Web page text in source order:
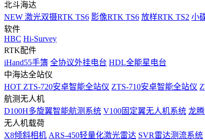
北斗海达
NEW 激光双摄RTK TS6 影像RTK TS6 放样RTK TS2 小
软件
HBC Hi-Survey
RTK配件
iHand55手簿 全协议外挂电台 HDL全能星电台
中海达全站仪
HOT ZTS-720安卓智能全站仪 ZTS-710安卓智能全站仪
航测无人机
D100H多旋翼智能航测系统 V100固定翼无人机系统 龙
无人机载荷
X8倾斜相机 ARS-450轻量化激光雷达 SVR雷达测流系统